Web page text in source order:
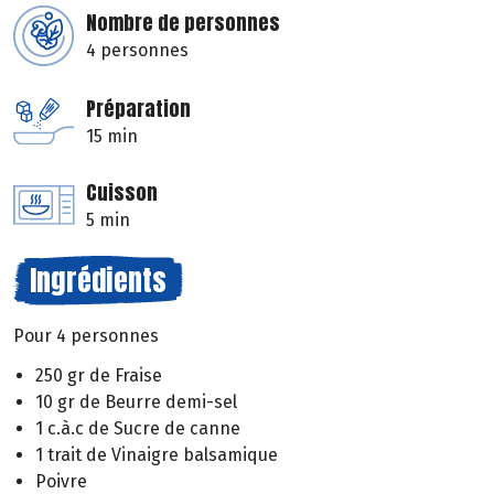
Nombre de personnes
4 personnes
Préparation
15 min
Cuisson
5 min
Ingrédients
Pour 4 personnes
250 gr de Fraise
10 gr de Beurre demi-sel
1 c.à.c de Sucre de canne
1 trait de Vinaigre balsamique
Poivre